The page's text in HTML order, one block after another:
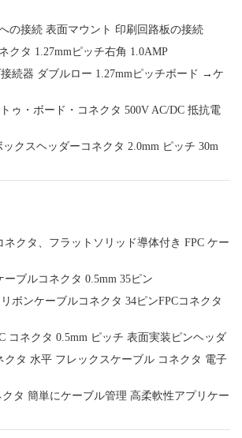
の接続 表面マウント 印刷回路板の接続
クタ 1.27mmピッチ右角 1.0AMP
続器 ダブルロー 1.27mmピッチボード →ケ
ゥ・ボード・コネクタ 500V AC/DC 抵抗電
クスヘッダーコネクタ 2.0mm ピッチ 30m
ネクタ、フラットソリッド導体付き FPC ケー
ーブルコネクタ 0.5mm 35ピン
ボンケーブルコネクタ 34ピンFPCコネクタ
コネクタ 0.5mm ピッチ 表面実装ピンヘッダ
クタ 水平 フレックスケーブル コネクタ 電子
クタ 簡単にケーブル管理 高柔軟性アプリケー